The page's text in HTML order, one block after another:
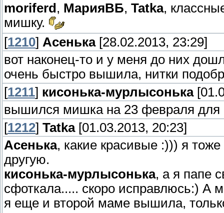
moriferd , МарияВБ, Tatka,
мишку.
[1210] Асенька[28.02.2013, 23:29]
вот наконец-то и у меня до них
очень быстро вышила, нитки
[1211] кисонька-мурлысонька
вышился мишка на 23 февраля для
[1212] Tatka[01.03.2013, 20:23]
Асенька, какие красивые :))) я
другую.
кисонька-мурлысонька, а я папе
сфоткала..... скоро исправлюсь:) А
я еще и второй маме вышила,